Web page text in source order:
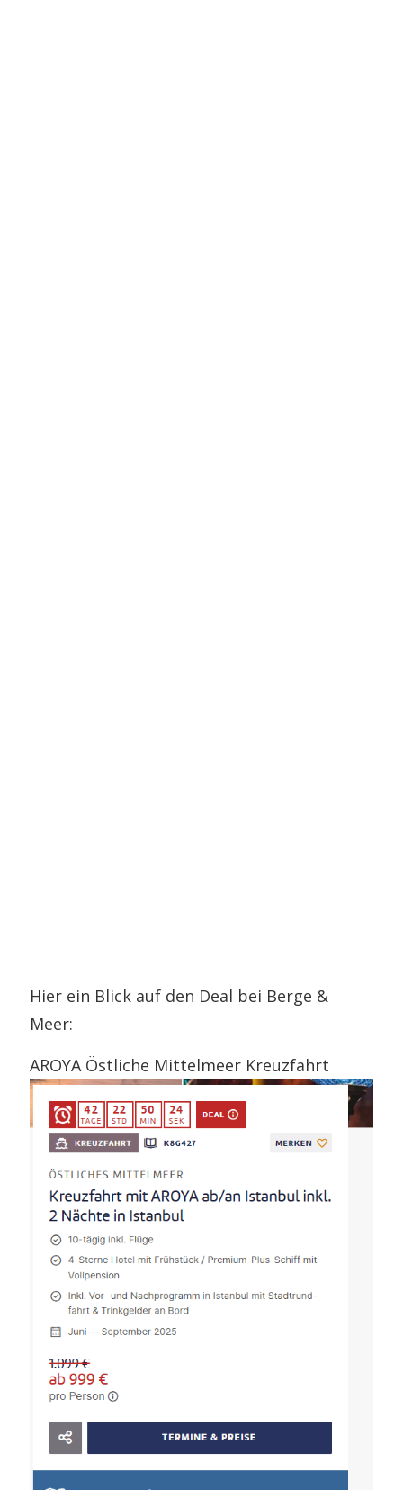
Hier ein Blick auf den Deal bei Berge &
Meer:
AROYA Östliche Mittelmeer Kreuzfahrt